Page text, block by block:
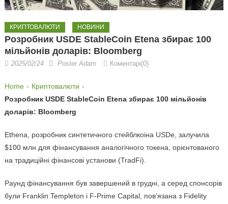
КРИПТОВАЛЮТИ НОВИНИ
Розробник USDE StableCoin Etena збирає 100
мільйонів доларів: Bloomberg
2025/02/24 Poster Adam Коментарі(0)
Home
Криптовалюти
Розробник USDE StableCoin Etena збирає 100 мільйонів
доларів: Bloomberg
Ethena, розробник синтетичного стейблкоіна USDe, залучила
$100 млн для фінансування аналогічного токена, орієнтованого
на традиційні фінансові установи (TradFi).
Раунд фінансування був завершений в грудні, а серед спонсорів
були Franklin Templeton і F-Prime Capital, пов’язана з Fidelity